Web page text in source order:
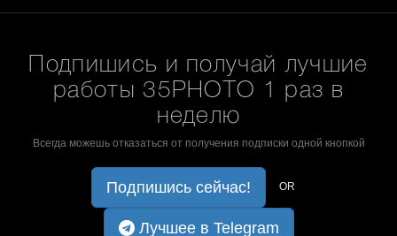
Подпишись и получай лучшие
работы 35PHOTO 1 раз в
неделю
Всегда можешь отказаться от получения подписки одной кнопкой
Подпишись сейчас! OR
Лучшее в Telegram